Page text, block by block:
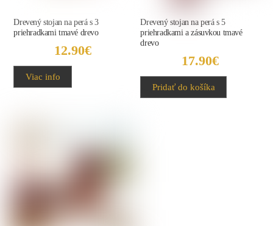
Drevený stojan na perá s 3
priehradkami tmavé drevo
12.90€
Viac info
Drevený stojan na perá s 5
priehradkami a zásuvkou tmavé
drevo
17.90€
Pridať do košíka